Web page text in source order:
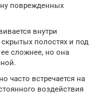
поврежденных
внутри
полостях и под
сложнее, но она
часто встречается на
воздействия